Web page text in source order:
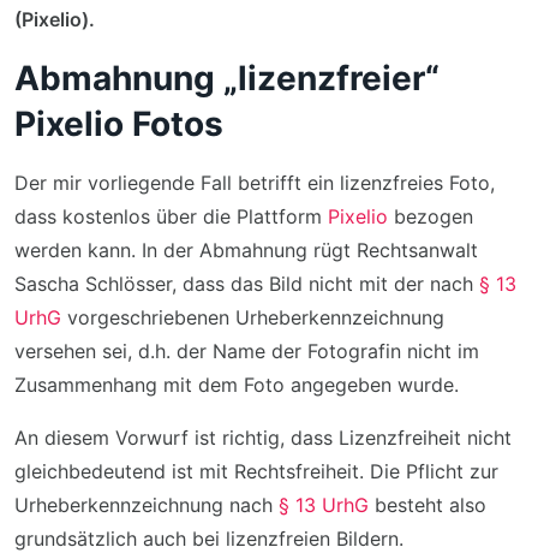
(Pixelio).
Abmahnung „lizenzfreier“
Pixelio Fotos
Der mir vorliegende Fall betrifft ein lizenzfreies Foto,
dass kostenlos über die Plattform Pixelio bezogen
werden kann. In der Abmahnung rügt Rechtsanwalt
Sascha Schlösser, dass das Bild nicht mit der nach § 13
UrhG vorgeschriebenen Urheberkennzeichnung
versehen sei, d.h. der Name der Fotografin nicht im
Zusammenhang mit dem Foto angegeben wurde.
An diesem Vorwurf ist richtig, dass Lizenzfreiheit nicht
gleichbedeutend ist mit Rechtsfreiheit. Die Pflicht zur
Urheberkennzeichnung nach § 13 UrhG besteht also
grundsätzlich auch bei lizenzfreien Bildern.